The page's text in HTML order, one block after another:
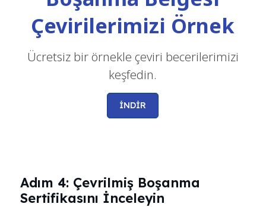
Çevirilerimizi Örnek
Ücretsiz bir örnekle çeviri becerilerimizi
keşfedin.
İNDİR
Adım 4: Çevrilmiş Boşanma
Sertifikasını İnceleyin